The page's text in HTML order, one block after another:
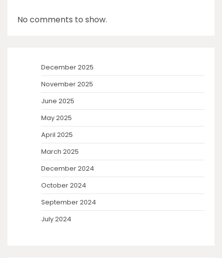
No comments to show.
December 2025
November 2025
June 2025
May 2025
April 2025
March 2025
December 2024
October 2024
September 2024
July 2024